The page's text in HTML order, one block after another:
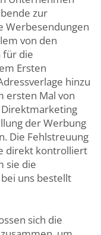
zur
Werbesendungen
von den
für die
Ersten
hinzu
ersten Mal von
der Werbung
Die Fehlstreuung
direkt kontrolliert
sie die
uns bestellt
sich die